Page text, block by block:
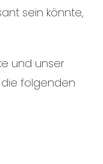
sein könnte,
und unser
die folgenden